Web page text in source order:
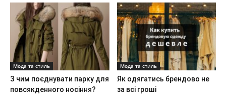
Мода та стиль
З чим поєднувати парку для
повсякденного носіння?
Мода та стиль
Як одягатись брендово не
за всі гроші